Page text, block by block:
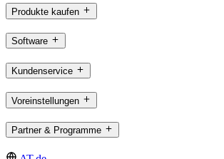
Produkte kaufen
Software
Kundenservice
Voreinstellungen
Partner & Programme